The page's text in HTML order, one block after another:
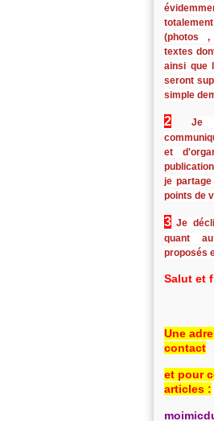
(photos ,
textes
ainsi que
seront
simple
2
Je
et
je
points de
3 Je
quant
proposés
Salut et
Une
contact
et pour
articles :
m